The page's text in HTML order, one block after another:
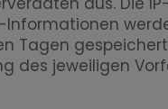
Tagen
des jeweiligen